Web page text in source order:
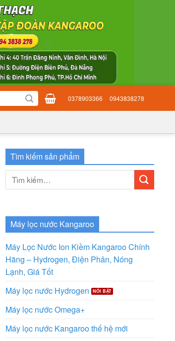
0378903366 0943838278
Tìm kiếm sản phẩm
kiếm:
Máy lọc nước Kangaroo
Máy Lọc Nước Ion Kiềm Kangaroo Chính
Hãng – Hydrogen, Điện Phân, Nóng
Lạnh, Giá Tốt
Máy lọc nước Hydrogen
Máy lọc nước Omega+
Máy lọc nước Kangaroo thế hệ mới